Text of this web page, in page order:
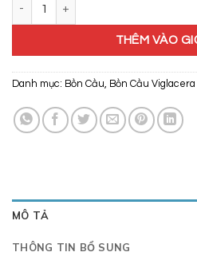
THÊM VÀO
Danh mục: Bồn Cầu, Bồn Cầu Viglacera
MÔ TẢ
THÔNG TIN BỔ SUNG